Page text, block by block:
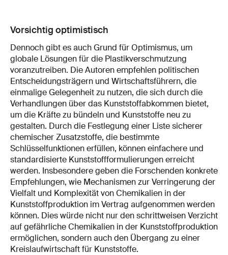
Vorsichtig optimistisch
Dennoch gibt es auch Grund für Optimismus, um
globale Lösungen für die Plastikverschmutzung
voranzutreiben. Die Autoren empfehlen politischen
Entscheidungsträgern und Wirtschaftsführern, die
einmalige Gelegenheit zu nutzen, die sich durch die
Verhandlungen über das Kunststoffabkommen bietet,
um die Kräfte zu bündeln und Kunststoffe neu zu
gestalten. Durch die Festlegung einer Liste sicherer
chemischer Zusatzstoffe, die bestimmte
Schlüsselfunktionen erfüllen, können einfachere und
standardisierte Kunststoffformulierungen erreicht
werden. Insbesondere geben die Forschenden konkrete
Empfehlungen, wie Mechanismen zur Verringerung der
Vielfalt und Komplexität von Chemikalien in der
Kunststoffproduktion im Vertrag aufgenommen werden
können. Dies würde nicht nur den schrittweisen Verzicht
auf gefährliche Chemikalien in der Kunststoffproduktion
ermöglichen, sondern auch den Übergang zu einer
Kreislaufwirtschaft für Kunststoffe.